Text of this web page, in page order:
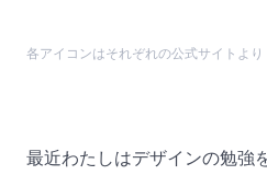
各アイコンはそれぞれの公式サイトより
最近わたしはデザインの勉強